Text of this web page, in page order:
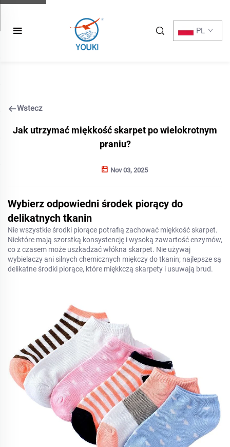
PL
Wstecz
Jak utrzymać miękkość skarpet po wielokrotnym
praniu?
Nov 03, 2025
Wybierz odpowiedni środek piorący do
delikatnych tkanin
Nie wszystkie środki piorące potrafią zachować miękkość skarpet.
Niektóre mają szorstką konsystencję i wysoką zawartość enzymów,
co z czasem może uszkadzać włókna skarpet. Nie używaj
wybielaczy ani silnych chemicznych miękczy do tkanin; najlepsze są
delikatne środki piorące, które miękkczą skarpety i usuwają brud.